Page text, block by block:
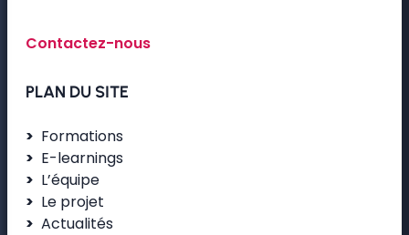
Contactez-nous
PLAN DU SITE
Formations
E-learnings
L’équipe
Le projet
Actualités